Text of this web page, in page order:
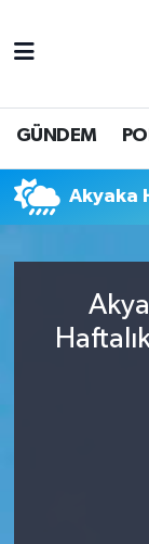
GÜNDEM
Akyaka
İstanbul
İstanbul
İstanbul
Süper Lig
Son